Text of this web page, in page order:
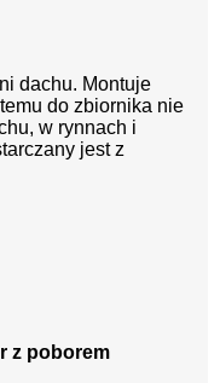
dachu. Montuje
do zbiornika nie
w rynnach i
jest z
z poborem